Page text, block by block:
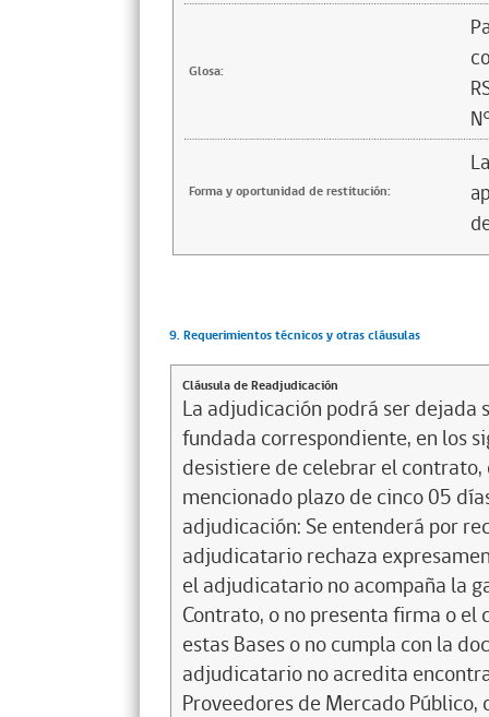
Glosa:
Forma y oportunidad de restitución:
9. Requerimientos técnicos y otras cláusulas
Cláusula de Readjudicación
La adjudicación podrá ser
fundada correspondiente, en los
desistiere de celebrar el
mencionado plazo de cinco 05
adjudicación: Se entenderá por
adjudicatario rechaza
el adjudicatario no acompaña la
Contrato, o no presenta firma o
estas Bases o no cumpla con la
adjudicatario no acredita
Proveedores de Mercado